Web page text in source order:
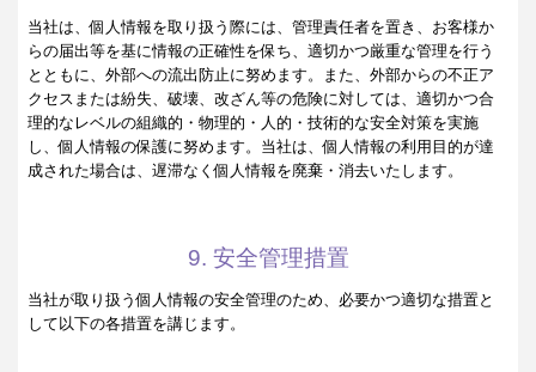
当社は、個人情報を取り扱う際には、管理責任者を置き、お客様か
らの届出等を基に情報の正確性を保ち、適切かつ厳重な管理を行う
とともに、外部への流出防止に努めます。また、外部からの不正ア
クセスまたは紛失、破壊、改ざん等の危険に対しては、適切かつ合
理的なレベルの組織的・物理的・人的・技術的な安全対策を実施
し、個人情報の保護に努めます。当社は、個人情報の利用目的が達
成された場合は、遅滞なく個人情報を廃棄・消去いたします。
9. 安全管理措置
当社が取り扱う個人情報の安全管理のため、必要かつ適切な措置と
して以下の各措置を講じます。